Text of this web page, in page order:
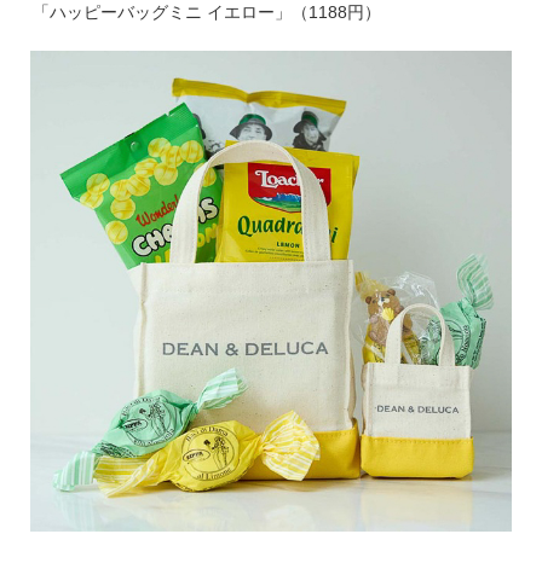
「ハッピーバッグミニ イエロー」（1188円）